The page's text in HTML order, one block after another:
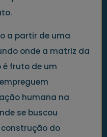
a partir de uma
onde a matriz da
fruto de um
humana na
se buscou
do